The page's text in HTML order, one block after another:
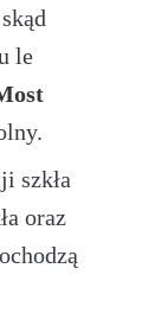
skąd
le
szkła
oraz